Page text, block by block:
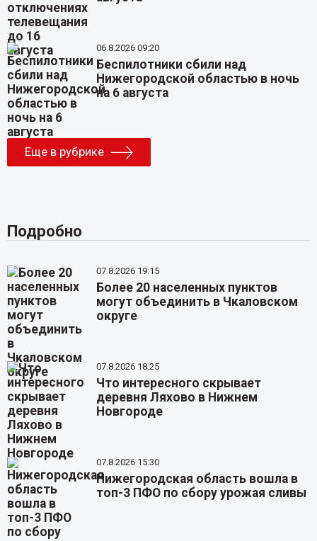
06.8.2026 09:20
Беспилотники сбили над
Нижегородской областью в ночь
на 6 августа
Еще в рубрике
Подробно
07.8.2026 19:15
Более 20 населенных пунктов
могут объединить в Чкаловском
округе
07.8.2026 18:25
Что интересного скрывает
деревня Ляхово в Нижнем
Новгороде
07.8.2026 15:30
Нижегородская область вошла в
топ-3 ПФО по сбору урожая сливы